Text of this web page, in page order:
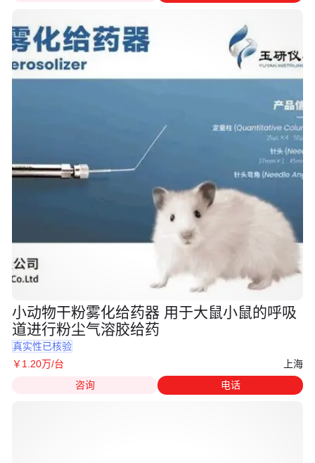
小动物干粉雾化给药器 用于大鼠小鼠的呼吸
道进行粉尘气溶胶给药
真实性已核验
￥ 1 .20万/台
上海
咨询
电话